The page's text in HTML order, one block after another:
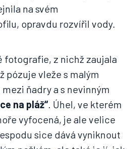
na svém
opravdu rozvířil vody.
fotografie, z nichž zaujala
pózuje vleže s malým
ňadry a s nevinným
na pláž“. Úhel, ve kterém
vyfocená, je ale velice
sice dává vyniknout